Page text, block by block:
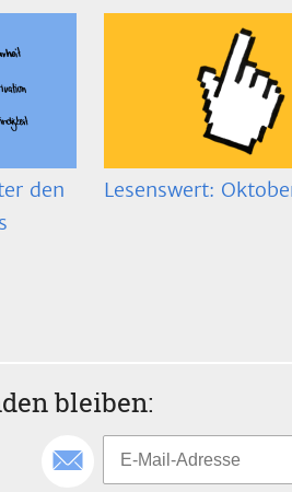
den
Lesenswert:
bleiben: